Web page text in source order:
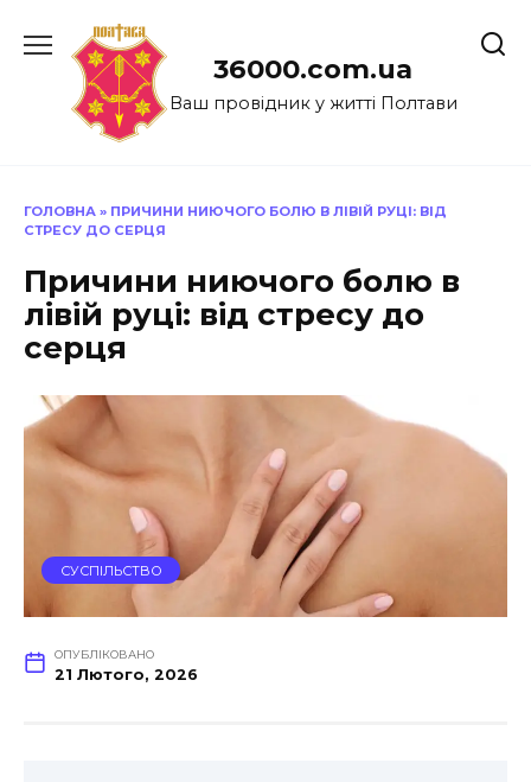
до
36000.com.ua
Ваш провідник у житті Полтави
ГОЛОВНА » ПРИЧИНИ НИЮЧОГО БОЛЮ В ЛІВІЙ РУЦІ: ВІД
СТРЕСУ ДО СЕРЦЯ
Причини ниючого болю в
лівій руці: від стресу до
серця
СУСПІЛЬСТВО
ОПУБЛІКОВАНО
21 Лютого, 2026